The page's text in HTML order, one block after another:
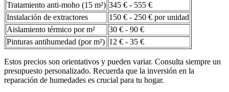
Tratamiento anti-moho (15 m²) 345 € - 555 €
Instalación de extractores
150 € - 250 € por unidad
Aislamiento térmico por m²
30 € - 90 €
Pinturas antihumedad (por m²) 12 € - 35 €
Estos precios son orientativos y pueden variar. Consulta siempre un
presupuesto personalizado. Recuerda que la inversión en la
reparación de humedades es crucial para tu hogar.